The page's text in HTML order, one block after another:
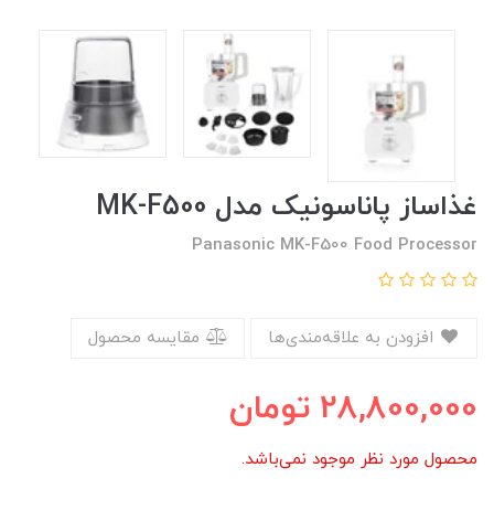
غذاساز پاناسونیک مدل MK-F500
Panasonic MK-F500 Food Processor
مقایسه محصول
28,800,000 تومان
محصول مورد نظر موجود نمی‌باشد.